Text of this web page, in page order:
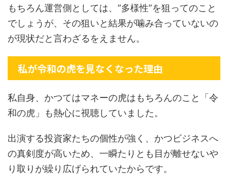
もちろん運営側としては、“多様性”を狙ってのこと
でしょうが、その狙いと結果が噛み合っていないの
が現状だと言わざるをえません。
私が令和の虎を見なくなった理由
私自身、かつてはマネーの虎はもちろんのこと「令
和の虎」も熱心に視聴していました。
出演する投資家たちの個性が強く、かつビジネスへ
の真剣度が高いため、一瞬たりとも目が離せないや
り取りが繰り広げられていたからです。